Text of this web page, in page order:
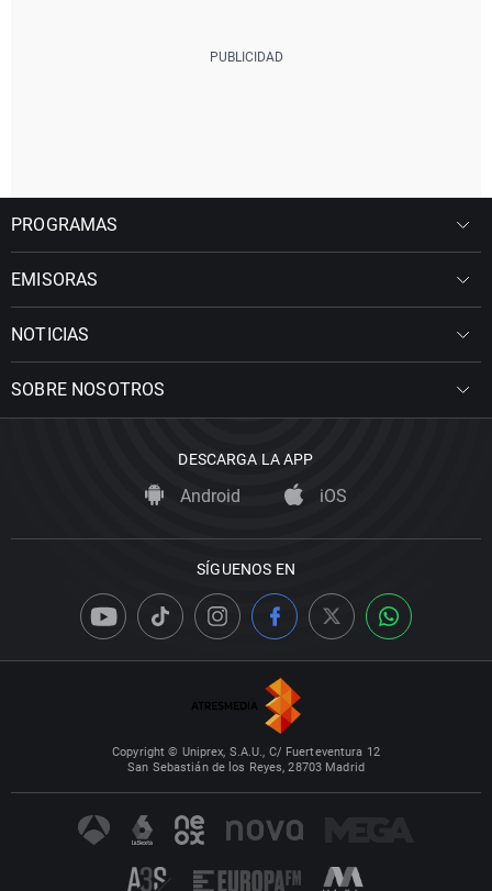
PROGRAMAS
EMISORAS
NOTICIAS
SOBRE NOSOTROS
DESCARGA LA APP
Android iOS
SÍGUENOS EN
Copyright © Uniprex, S.A.U., C/ Fuerteventura 12
San Sebastián de los Reyes, 28703 Madrid